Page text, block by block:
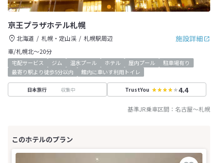
京王プラザホテル札幌
施設詳細
北海道 札幌・定山渓
札幌駅周辺
車/札幌北～20分
宅配サービス ジム 温水プール ホテル 屋内プール
駐車場有り
最寄り駅より徒歩5分以内
館内に車いす利用トイレ
日本旅行 収集中 TrustYou 4.4
基準JR乗車区間： 名古屋～札幌